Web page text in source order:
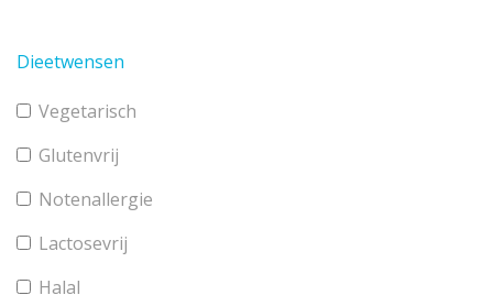
Dieetwensen
Vegetarisch
Glutenvrij
Notenallergie
Lactosevrij
Halal